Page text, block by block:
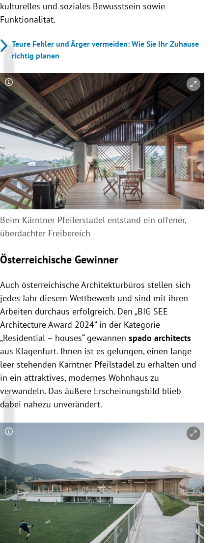
kulturelles und soziales Bewusstsein sowie
Funktionalität.
Teure Fehler und Ärger vermeiden: Wie Sie Ihr Zuhause
richtig planen
Copyright-Hinweis öffnen/schließen
Beim Kärntner Pfeilerstadel entstand ein offener,
überdachter Freibereich
Österreichische Gewinner
Auch österreichische Architekturbüros stellen sich
jedes Jahr diesem Wettbewerb und sind mit ihren
Arbeiten durchaus erfolgreich. Den „BIG SEE
Architecture Award 2024“ in der Kategorie
„Residential – houses“ gewannen spado architects
aus Klagenfurt. Ihnen ist es gelungen, einen lange
leer stehenden Kärntner Pfeilstadel zu erhalten und
in ein attraktives, modernes Wohnhaus zu
verwandeln. Das äußere Erscheinungsbild blieb
dabei nahezu unverändert.
Copyright-Hinweis öffnen/schließen